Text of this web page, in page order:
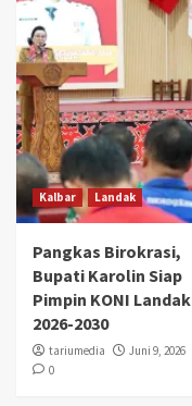
Kalbar Landak
Pangkas Birokrasi,
Bupati Karolin Siap
Pimpin KONI Landak
2026-2030
tariumedia
Juni 9, 2026
0